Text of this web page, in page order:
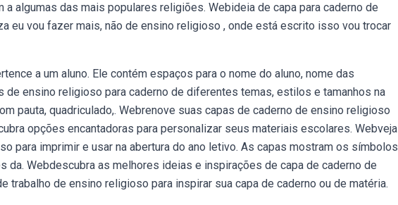
algumas das mais populares religiões. Webideia de capa para caderno de
eu vou fazer mais, não de ensino religioso , onde está escrito isso vou trocar
a um aluno. Ele contém espaços para o nome do aluno, nome das
de ensino religioso para caderno de diferentes temas, estilos e tamanhos na
pauta, quadriculado,. Webrenove suas capas de caderno de ensino religioso
opções encantadoras para personalizar seus materiais escolares. Webveja
para imprimir e usar na abertura do ano letivo. As capas mostram os símbolos
Webdescubra as melhores ideias e inspirações de capa de caderno de
trabalho de ensino religioso para inspirar sua capa de caderno ou de matéria.